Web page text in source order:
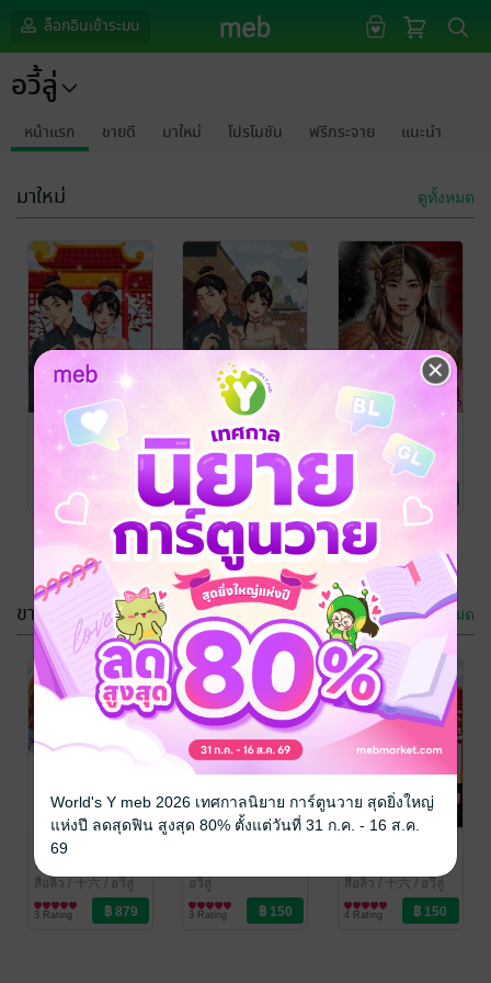
ล็อกอินเข้าระบบ
อวี้ลู่
หน้าแรก ขายดี มาใหม่ โปรโมชัน ฟรีกระจาย แนะนำ
มาใหม่ ดูทั้งหมด
อันหนิงยอด
หญิงหลงยุคเล่ม
2สือลิ่ว / 十六
นิยายรักจีนโบราณ
4 Rating
อันหนิงยอด
หญิงหลงยุคเล่ม
1สือลิ่ว / 十六 / อวี้ลู่
นิยายรักจีนโบราณ
4 Rating
หวนคืนลิขิต
แค้นเล่ม 2
นิยายรักจีนโบราณ
5 Rating
หวนคืนลิขิต
อวี้ลู่
นิยายรักจีนโบราณ
7 Rating
SET ภารกิจ
พลิกชะตา
คุณย่ายุค 70
เล่ม 1-5 จบ
สือลิ่ว / 十六/ อวี้ลู่
นิยายรักจีนโบราณ
3 Rating
ขายดี ดูทั้งหมด
SET ภารกิจ
พลิกชะตา
คุณย่ายุค 70
เล่ม 1-5 จบ
สือลิ่ว / 十六 / อวี้ลู่
นิยายรักจีนโบราณ
3 Rating
เล่ม5
อวี้ลู่
นิยายรักจีนโบราณ
3 Rating
2
สือลิ่ว / 十六 / อวี้ลู่
นิยายรักจีนโบราณ
4 Rating
World's Y meb 2026 เทศกาลนิยาย การ์ตูนวาย สุดยิ่งใหญ่
แห่งปี ลดสุดฟิน สูงสุด 80% ตั้งแต่วันที่ 31 ก.ค. - 16 ส.ค.
69